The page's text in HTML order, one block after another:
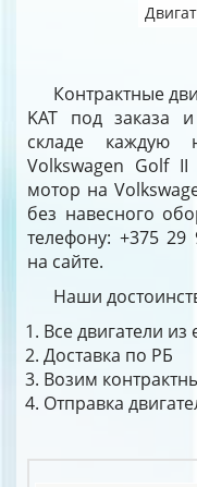
Контрактные
KAT под заказа
складе каждую
Volkswagen Golf
мотор на
без навесного
телефону: +375 29
на сайте.
Наши
Все двигатели
Доставка по РБ
Возим
Отправка